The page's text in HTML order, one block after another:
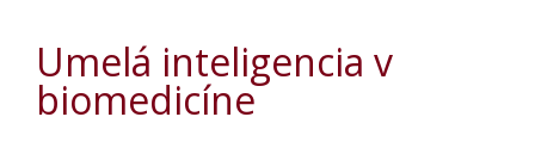
Umelá inteligencia v
biomedicíne